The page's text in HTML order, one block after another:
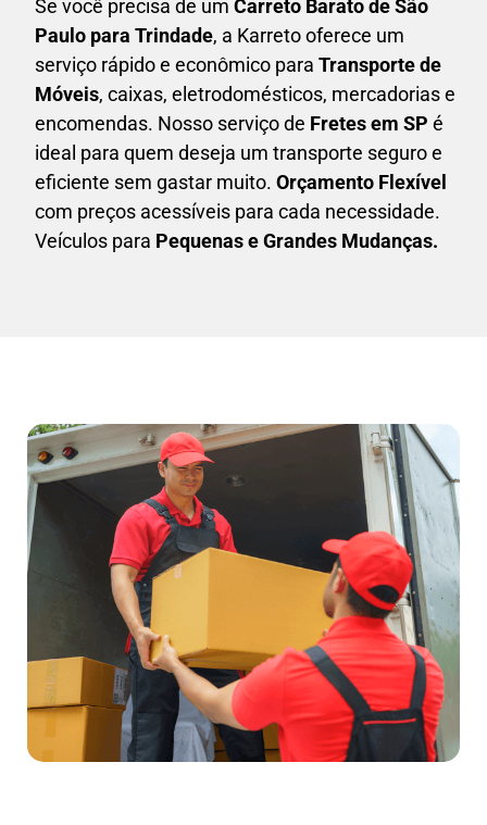
Se você precisa de um Carreto Baratode São
Paulo para Trindade, a Karreto oferece um
serviço rápido e econômico para Transporte de
Móveis, caixas, eletrodomésticos, mercadorias e
encomendas. Nosso serviço de Fretes em SP é
ideal para quem deseja um transporte seguro e
eficiente sem gastar muito. Orçamento Flexível
com preços acessíveis para cada necessidade.
Veículos para Pequenas e Grandes Mudanças.